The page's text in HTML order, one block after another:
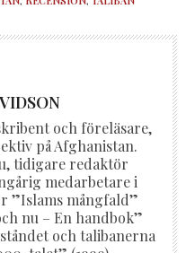
och föreläsare,
på Afghanistan.
tidigare redaktör
medarbetare i
”Islams mångfald”
nu – En handbok”
och talibanerna